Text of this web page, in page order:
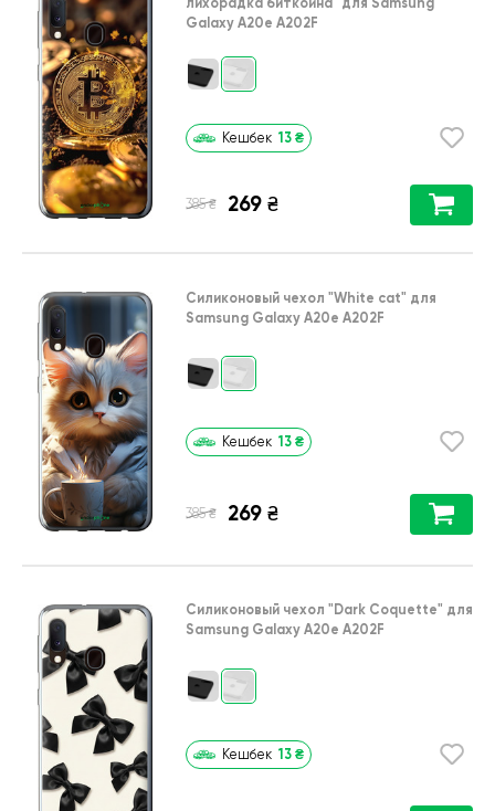
Galaxy A20e A202F
Кешбек 13 ₴
385 ₴ 269 ₴
Силиконовый чехол "White cat" для
Samsung Galaxy A20e A202F
Кешбек 13 ₴
385 ₴ 269 ₴
Силиконовый чехол "Dark Coquette" для
Samsung Galaxy A20e A202F
Кешбек 13 ₴